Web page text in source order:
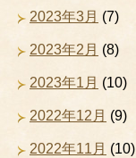
2023年3月 (7)
2023年2月 (8)
2023年1月 (10)
2022年12月 (9)
2022年11月 (10)